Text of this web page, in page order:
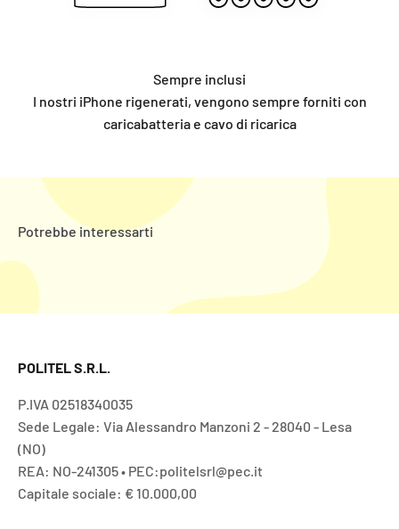
I nostri iPhone rigenerati, vengono sempre forniti con
caricabatteria e cavo di ricarica
POLITEL S.R.L.
P.IVA 02518340035
Sede Legale: Via Alessandro Manzoni 2 - 28040 - Lesa
(NO)
REA: NO-241305 • PEC:politelsrl@pec.it
Capitale sociale: € 10.000,00